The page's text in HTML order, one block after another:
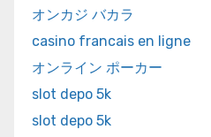
オンカジ バカラ
casino francais en ligne
オンライン ポーカー
slot depo 5k
slot depo 5k